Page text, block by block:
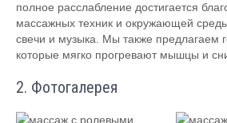
полное расслабление достигается
массажных техник и окружающей
свечи и музыка. Мы также предлагаем
которые мягко прогревают мышцы и
2. Фотогалерея